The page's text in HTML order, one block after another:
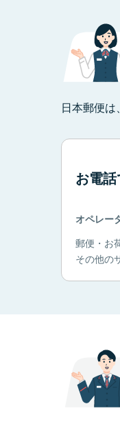
日本郵便
お電
オペレー
郵便・お
その他の